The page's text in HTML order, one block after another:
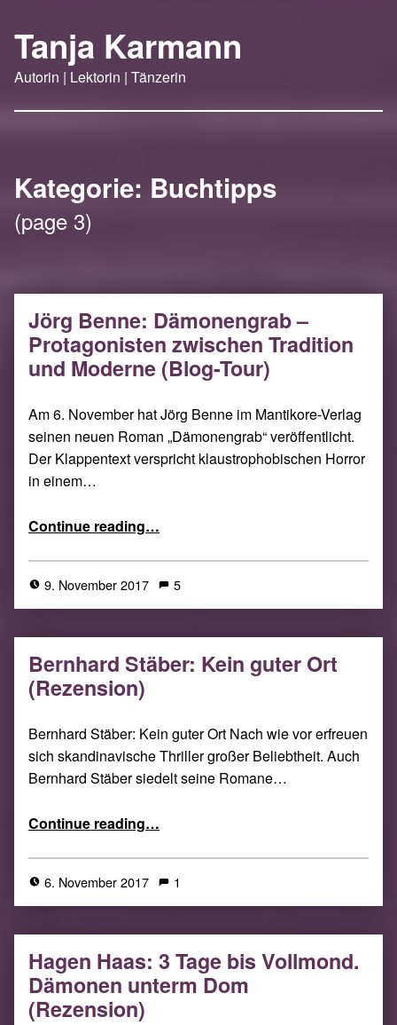
Tanja Karmann
Autorin | Lektorin | Tänzerin
Kategorie: Buchtipps
(page 3)
Jörg Benne: Dämonengrab –
Protagonisten zwischen Tradition
und Moderne (Blog-Tour)
Am 6. November hat Jörg Benne im Mantikore-Verlag
seinen neuen Roman „Dämonengrab“ veröffentlicht.
Der Klappentext verspricht klaustrophobischen Horror
in einem…
Continue reading…
9. November 2017 5
Bernhard Stäber: Kein guter Ort
(Rezension)
­Bernhard Stäber: Kein guter Ort Nach wie vor erfreuen
sich skandinavische Thriller großer Beliebtheit. Auch
Bernhard Stäber siedelt seine Romane…
Continue reading…
6. November 2017 1
Hagen Haas: 3 Tage bis Vollmond.
Dämonen unterm Dom
(Rezension)